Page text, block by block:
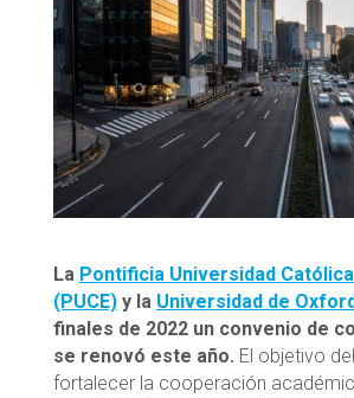
La Pontificia Universidad
(PUCE)y la Universidad de Oxford
finales de 2022 un convenio de
se renovó este año. El objetivo
fortalecer la cooperación